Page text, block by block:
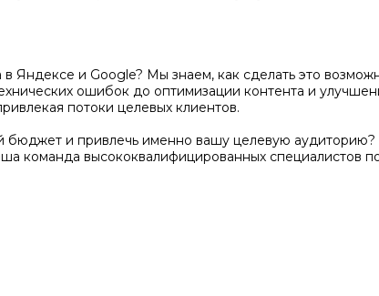
в Яндексе и Google? Мы знаем, как сделать это
ошибок до оптимизации контента и
потоки целевых клиентов.
бюджет и привлечь именно вашу целевую
команда высококвалифицированных специалистов